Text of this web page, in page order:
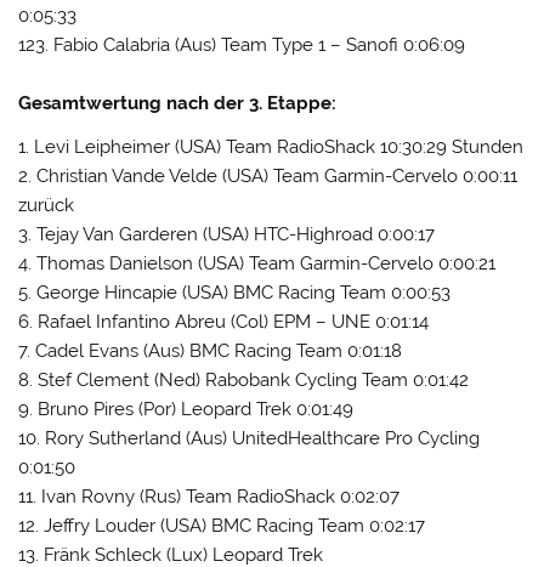
0:05:33
123. Fabio Calabria (Aus) Team Type 1 – Sanofi 0:06:09
Gesamtwertung nach der 3. Etappe:
1. Levi Leipheimer (USA) Team RadioShack 10:30:29 Stunden
2. Christian Vande Velde (USA) Team Garmin-Cervelo 0:00:11
zurück
3. Tejay Van Garderen (USA) HTC-Highroad 0:00:17
4. Thomas Danielson (USA) Team Garmin-Cervelo 0:00:21
5. George Hincapie (USA) BMC Racing Team 0:00:53
6. Rafael Infantino Abreu (Col) EPM – UNE 0:01:14
7. Cadel Evans (Aus) BMC Racing Team 0:01:18
8. Stef Clement (Ned) Rabobank Cycling Team 0:01:42
9. Bruno Pires (Por) Leopard Trek 0:01:49
10. Rory Sutherland (Aus) UnitedHealthcare Pro Cycling
0:01:50
11. Ivan Rovny (Rus) Team RadioShack 0:02:07
12. Jeffry Louder (USA) BMC Racing Team 0:02:17
13. Fränk Schleck (Lux) Leopard Trek